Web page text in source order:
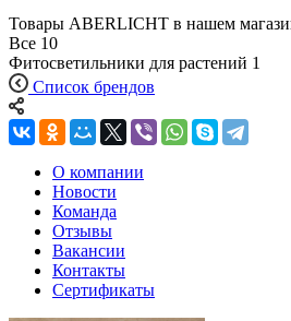
Товары ABERLICHT в нашем
Все 10
Фитосветильники для растений 1
Список брендов
О компании
Новости
Команда
Отзывы
Вакансии
Контакты
Сертификаты